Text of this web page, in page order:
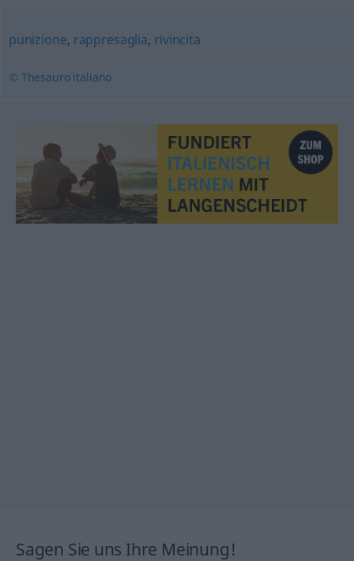
punizione, rappresaglia, rivincita
© Thesauro italiano
Sagen Sie uns Ihre Meinung!